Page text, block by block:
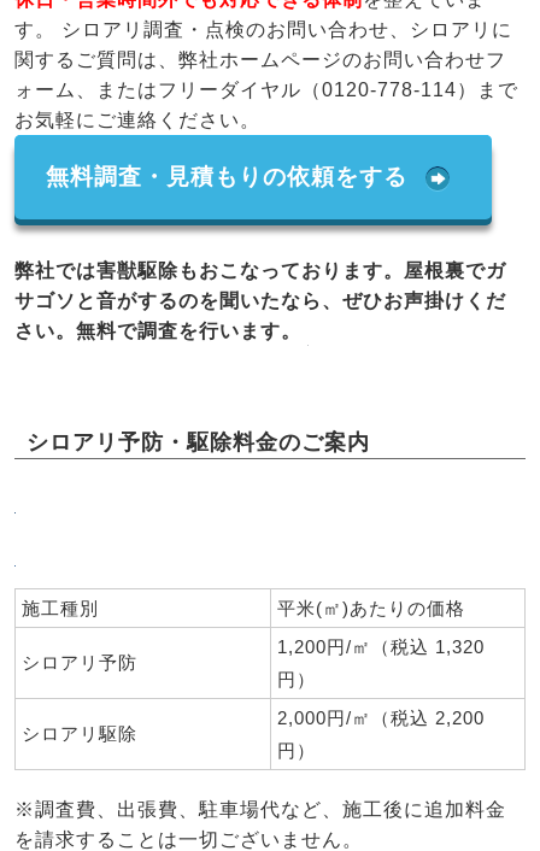
す。 シロアリ調査・点検のお問い合わせ、シロアリに
関するご質問は、弊社ホームページのお問い合わせフ
ォーム、またはフリーダイヤル（0120-778-114）まで
お気軽にご連絡ください。
無料調査・見積もりの依頼をする
弊社では害獣駆除もおこなっております。屋根裏でガ
サゴソと音がするのを聞いたなら、ぜひお声掛けくだ
さい。無料で調査を行います。
シロアリ予防・駆除料金のご案内
施工種別 平米(㎡)あたりの価格
シロアリ予防
1,200円/㎡（税込 1,320
円）
シロアリ駆除
2,000円/㎡（税込 2,200
円）
※調査費、出張費、駐車場代など、施工後に追加料金
を請求することは一切ございません。